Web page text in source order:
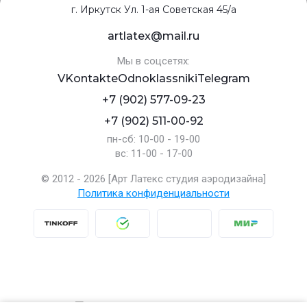
г. Иркутск Ул. 1-ая Советская 45/а
artlatex@mail.ru
Мы в соцсетях:
VKontakteOdnoklassnikiTelegram
+7 (902) 577-09-23
+7 (902) 511-00-92
пн-сб: 10-00 - 19-00
вс: 11-00 - 17-00
© 2012 - 2026 [Арт Латекс студия аэродизайна]
Политика конфиденциальности